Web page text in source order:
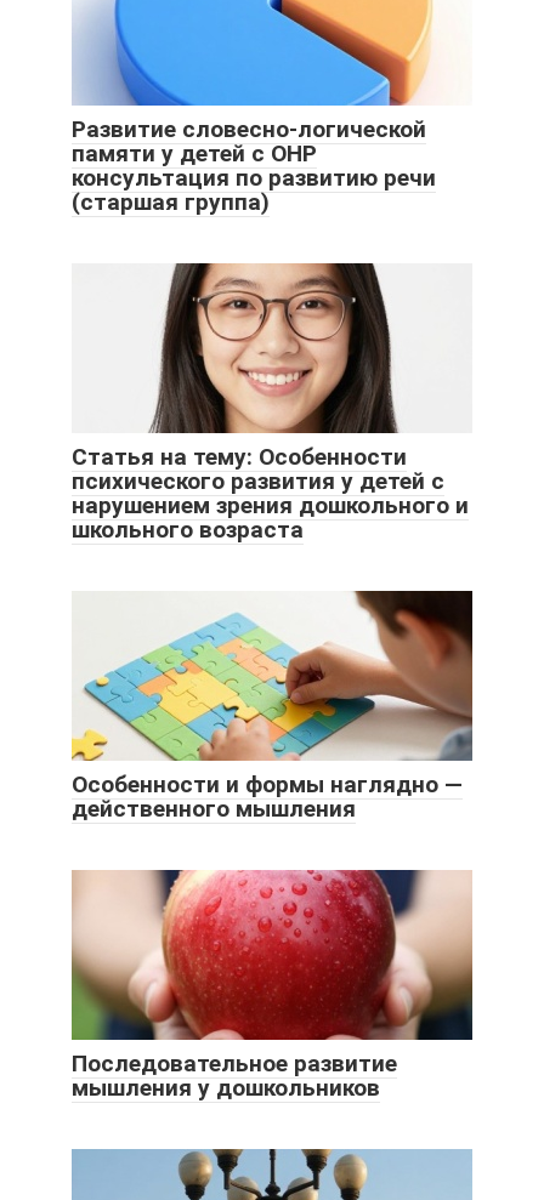
Развитие словесно-логической
памяти у детей с ОНР
консультация по развитию речи
(старшая группа)
Статья на тему: Особенности
психического развития у детей с
нарушением зрения дошкольного и
школьного возраста
Особенности и формы наглядно —
действенного мышления
Последовательное развитие
мышления у дошкольников